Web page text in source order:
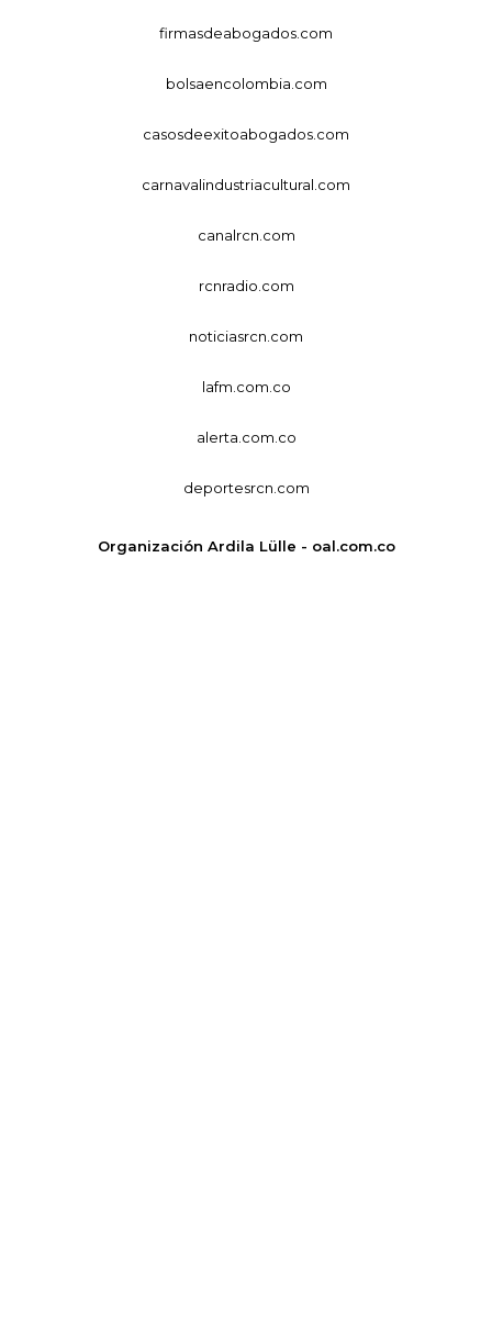
firmasdeabogados.com
bolsaencolombia.com
casosdeexitoabogados.com
carnavalindustriacultural.com
canalrcn.com
rcnradio.com
noticiasrcn.com
lafm.com.co
alerta.com.co
deportesrcn.com
Organización Ardila Lülle - oal.com.co